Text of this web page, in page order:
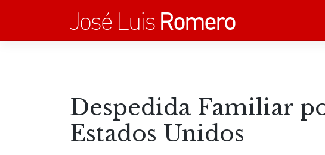
Despedida Familiar
Estados Unidos